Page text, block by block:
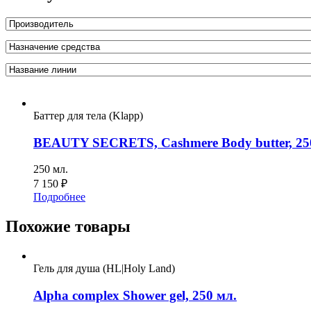
Баттер для тела (Klapp)
BEAUTY SECRETS, Cashmere Body butter,
250 мл.
7 150 ₽
Подробнее
Похожие товары
Гель для душа (HL|Holy Land)
Alpha complex Shower gel, 250 мл.